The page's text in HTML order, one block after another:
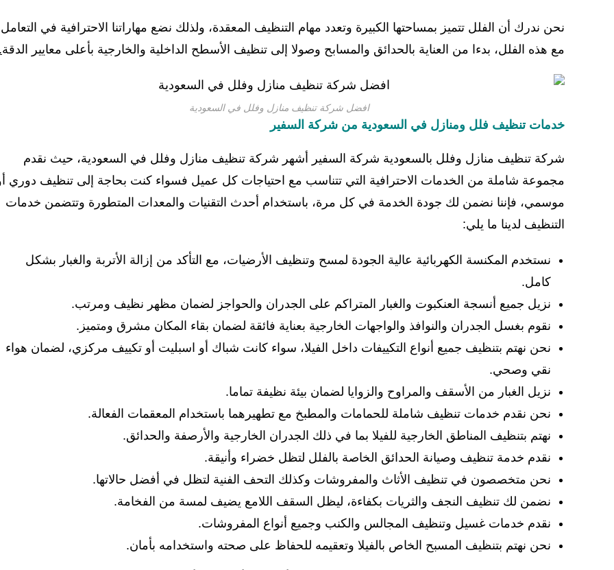
نحن ندرك أن الفلل تتميز بمساحتها الكبيرة وتعدد مهام التنظيف المعقدة، ولذلك نضع مهاراتنا الاحترافية في التعامل
مع هذه الفلل، بدءا من العناية بالحدائق والمسابح وصولا إلى تنظيف الأسطح الداخلية والخارجية بأعلى معايير الدقة
افضل شركة تنظيف منازل وفلل في السعودية
خدمات تنظيف فلل ومنازل في السعودية من شركة السفير
شركة تنظيف منازل وفلل بالسعودية شركة السفير أشهر شركة تنظيف منازل وفلل في السعودية، حيث نقدم
مجموعة شاملة من الخدمات الاحترافية التي تتناسب مع احتياجات كل عميل فسواء كنت بحاجة إلى تنظيف دوري
موسمي، فإننا نضمن لك جودة الخدمة في كل مرة، باستخدام أحدث التقنيات والمعدات المتطورة وتتضمن خدمات
التنظيف لدينا ما يلي:
نستخدم المكنسة الكهربائية عالية الجودة لمسح وتنظيف الأرضيات، مع التأكد من إزالة الأتربة والغبار بشكل
كامل.
نزيل جميع أنسجة العنكبوت والغبار المتراكم على الجدران والحواجز لضمان مظهر نظيف ومرتب.
نقوم بغسل الجدران والنوافذ والواجهات الخارجية بعناية فائقة لضمان بقاء المكان مشرق ومتميز.
نحن نهتم بتنظيف جميع أنواع التكييفات داخل الفيلا، سواء كانت شباك أو اسبليت أو تكييف مركزي، لضمان هواء
نقي وصحي.
نزيل الغبار من الأسقف والمراوح والزوايا لضمان بيئة نظيفة تماما.
نحن نقدم خدمات تنظيف شاملة للحمامات والمطبخ مع تطهيرهما باستخدام المعقمات الفعالة.
نهتم بتنظيف المناطق الخارجية للفيلا بما في ذلك الجدران الخارجية والأرصفة والحدائق.
نقدم خدمة تنظيف وصيانة الحدائق الخاصة بالفلل لتظل خضراء وأنيقة.
نحن متخصصون في تنظيف الأثاث والمفروشات وكذلك التحف الفنية لتظل في أفضل حالاتها.
نضمن لك تنظيف النجف والثريات بكفاءة، ليظل السقف اللامع يضيف لمسة من الفخامة.
نقدم خدمات غسيل وتنظيف المجالس والكنب وجميع أنواع المفروشات.
نحن نهتم بتنظيف المسبح الخاص بالفيلا وتعقيمه للحفاظ على صحته واستخدامه بأمان.